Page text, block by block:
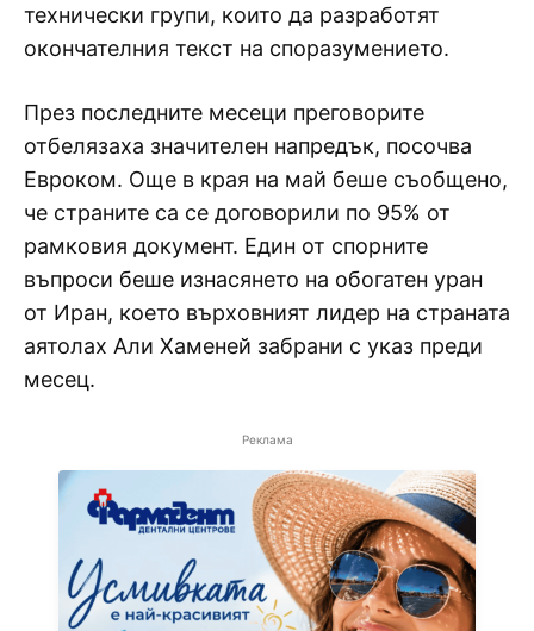
технически групи, които да разработят
окончателния текст на споразумението.
През последните месеци преговорите
отбелязаха значителен напредък, посочва
Евроком. Още в края на май беше съобщено,
че страните са се договорили по 95% от
рамковия документ. Един от спорните
въпроси беше изнасянето на обогатен уран
от Иран, което върховният лидер на страната
аятолах Али Хаменей забрани с указ преди
месец.
Реклама